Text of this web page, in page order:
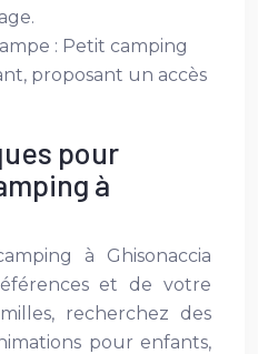
: Petit camping
proposant un accès
pour
à
à Ghisonaccia
et de votre
recherchez des
pour enfants,